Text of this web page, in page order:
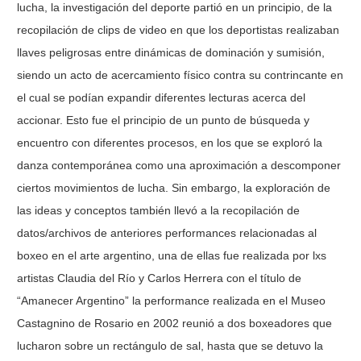
lucha, la investigación del deporte partió en un principio, de la
recopilación de clips de video en que los deportistas realizaban
llaves peligrosas entre dinámicas de dominación y sumisión,
siendo un acto de acercamiento físico contra su contrincante en
el cual se podían expandir diferentes lecturas acerca del
accionar. Esto fue el principio de un punto de búsqueda y
encuentro con diferentes procesos, en los que se exploró la
danza contemporánea como una aproximación a descomponer
ciertos movimientos de lucha. Sin embargo, la exploración de
las ideas y conceptos también llevó a la recopilación de
datos/archivos de anteriores performances relacionadas al
boxeo en el arte argentino, una de ellas fue realizada por lxs
artistas Claudia del Río y Carlos Herrera con el título de
“Amanecer Argentino” la performance realizada en el Museo
Castagnino de Rosario en 2002 reunió a dos boxeadores que
lucharon sobre un rectángulo de sal, hasta que se detuvo la